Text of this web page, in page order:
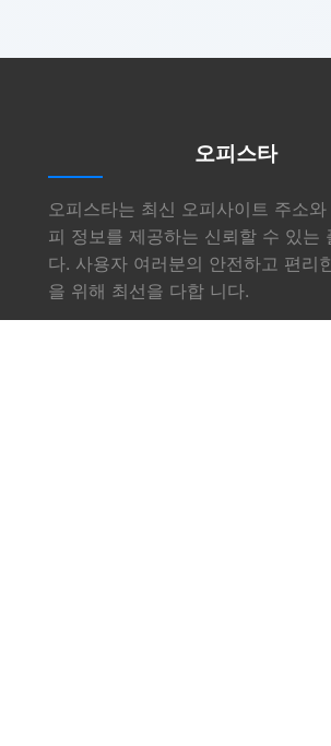
오피스타
오피스타는 최신 오피사이트 주소
피 정보를 제공하는 신뢰할 수 있는
다. 사용자 여러분의 안전하고 편리
을 위해 최선을 다합 니다.